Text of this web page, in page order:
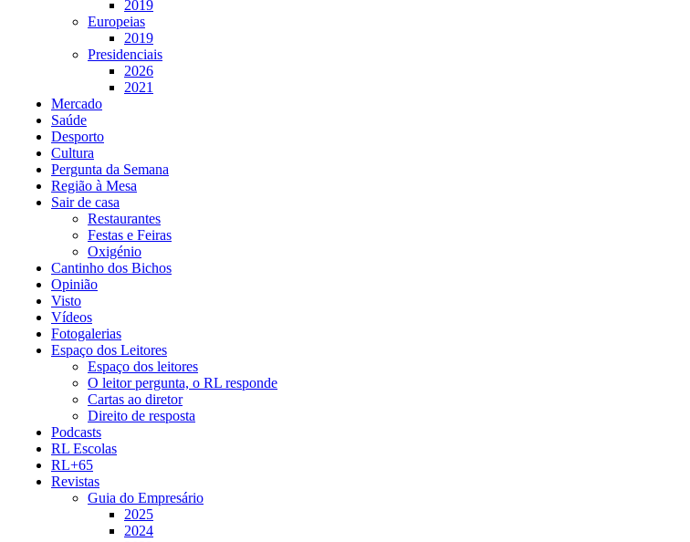
2019
Europeias
2019
Presidenciais
2026
2021
Mercado
Saúde
Desporto
Cultura
Pergunta da Semana
Região à Mesa
Sair de casa
Restaurantes
Festas e Feiras
Oxigénio
Cantinho dos Bichos
Opinião
Visto
Vídeos
Fotogalerias
Espaço dos Leitores
Espaço dos leitores
O leitor pergunta, o RL responde
Cartas ao diretor
Direito de resposta
Podcasts
RL Escolas
RL+65
Revistas
Guia do Empresário
2025
2024